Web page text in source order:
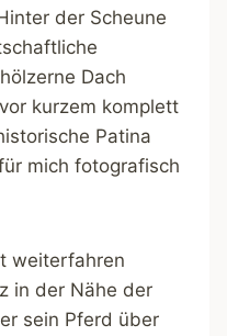
der Scheune
Dach
kurzem komplett
Patina
mich fotografisch
weiterfahren
in der Nähe der
sein Pferd über